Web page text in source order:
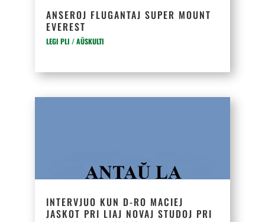
ANSEROJ FLUGANTAJ SUPER MOUNT
EVEREST
LEGI PLI / AŬSKULTI
INTERVJUO KUN D-RO MACIEJ
JASKOT PRI LIAJ NOVAJ STUDOJ PRI